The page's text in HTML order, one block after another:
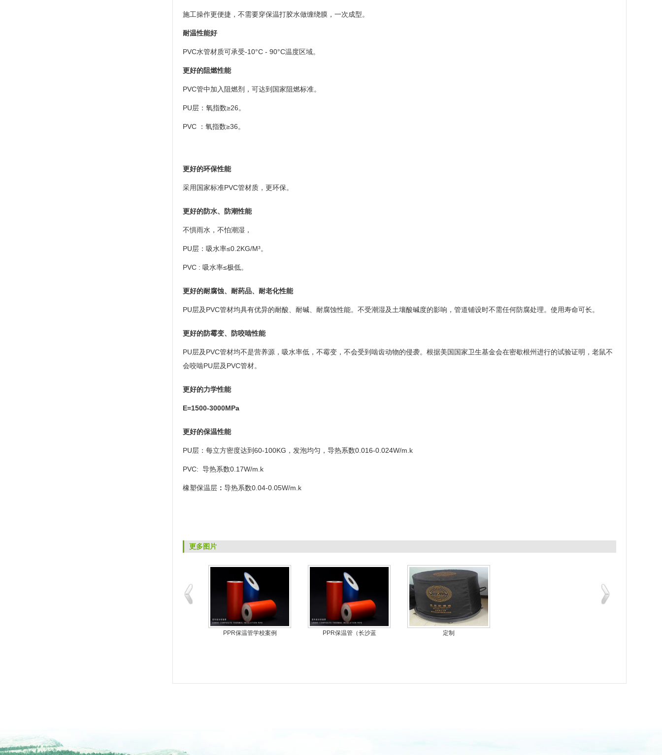
施工操作更便捷，不需要穿保温打胶水做缠绕膜，一次成型。
耐温性能好
PVC水管材质可承受-10°C - 90°C温度区域。
更好的阻燃性能
PVC管中加入阻燃剂，可达到国家阻燃标准。
PU层：氧指数≥26。
PVC ：氧指数≥36。
更好的环保性能
采用国家标准PVC管材质，更环保。
更好的防水、防潮性能
不惧雨水，不怕潮湿，
PU层：吸水率≤0.2KG/M³。
PVC : 吸水率≤极低。
更好的耐腐蚀、耐药品、耐老化性能
PU层及PVC管材均具有优异的耐酸、耐碱、耐腐蚀性能。不受潮湿及土壤酸碱度的影响，管道铺设时不需任何防腐处理。使用寿命可长。
更好的防霉变、防咬啮性能
PU层及PVC管材均不是营养源，吸水率低，不霉变，不会受到啮齿动物的侵袭。根据美国国家卫生基金会在密歇根州进行的试验证明，老鼠不
会咬啮PU层及PVC管材。
更好的力学性能
E=1500-3000MPa
更好的保温性能
PU层：每立方密度达到60-100KG ，发泡均匀，导热系数0.016-0.024W/m.k
PVC: 导热系数0.17W/m.k
橡塑保温层 ： 导热系数0.04-0.05W/m.k
更多图片
PPR保温管学校案例 PPR保温管（长沙蓝 定制